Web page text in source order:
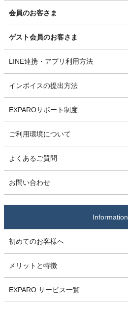
会員のお客さま
ゲスト会員のお客さま
LINE連携・アプリ利用方法
インボイスの提出方法
EXPAROサポート制度
ご利用環境について
よくあるご質問
お問い合わせ
Information
初めてのお客様へ
メリットと特徴
EXPARO サービス一覧